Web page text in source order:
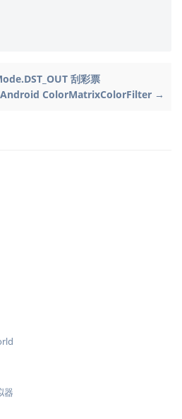
刮彩票
Android ColorMatrixColorFilter →
器